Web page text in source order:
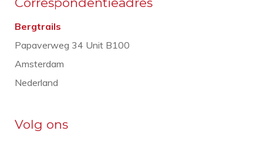
Bergtrails
Papaverweg 34 Unit B100
Amsterdam
Nederland
Volg ons